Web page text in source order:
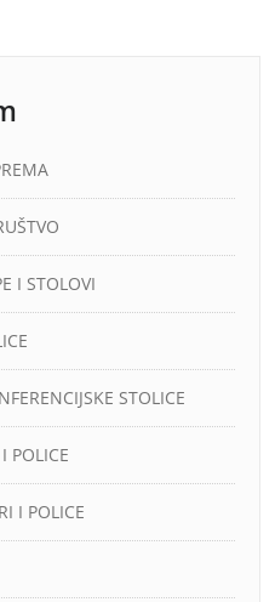
I STOLOVI
STOLICE
POLICE
I POLICE